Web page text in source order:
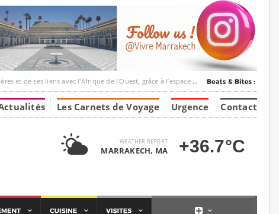
l’Afrique de l’Ouest, grâce à l’espace Marrakesh-Tumbuktu.
Les Carnets de Voyage Urgence Contact
WEATHER REPORT
MARRAKECH, MA +36.7°C